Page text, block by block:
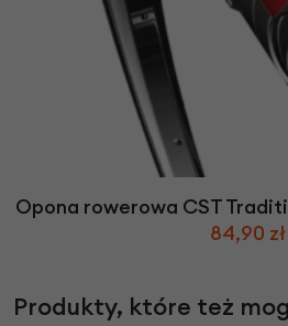
Opona rowerowa CST
84,90 zł
Produkty, które też